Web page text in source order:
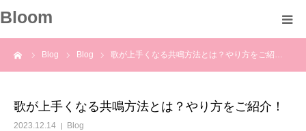
Bloom
Blog Blog 歌が上手くなる共鳴方法とは？やり方をご紹…
歌が上手くなる共鳴方法とは？やり方をご紹介！
2023.12.14 Blog
About